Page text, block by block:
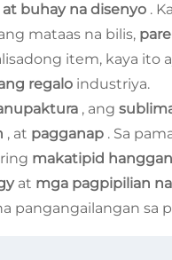
buhay na disenyo .
mataas na bilis,
item, kaya ito
regalo industriya.
, ang
, at pagganap . Sa
makatipid
at mga pagpipilian
pangangailangan sa